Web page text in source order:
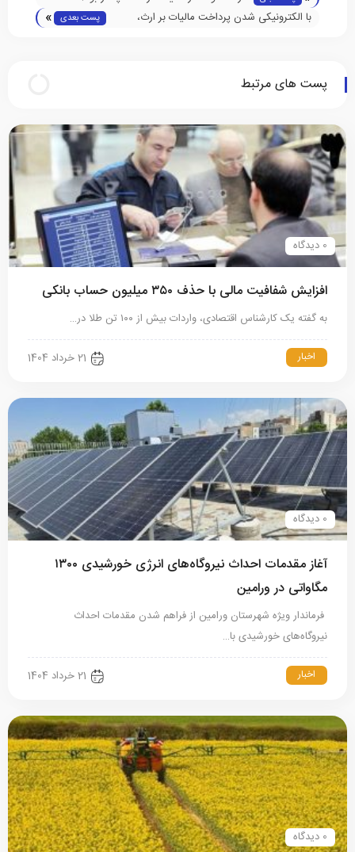
با الکترونیکی شدن پرداخت مالیات بر ارث،
پست بعدی »
پست های مرتبط
0 دیدگاه
افزایش شفافیت مالی با حذف ۳۵۰ میلیون حساب بانکی
به گفته یک کارشناس اقتصادی، واردات بیش‌ از ۱۰۰ تن طلا در…
اخبار 21 خرداد 1404
0 دیدگاه
آغاز مقدمات احداث نیروگاه‌های انرژی خورشیدی ۱۳۰۰
مگاواتی در ورامین
فرماندار ویژه شهرستان ورامین از فراهم شدن مقدمات احداث
نیروگاه‌های خورشیدی با…
اخبار 21 خرداد 1404
0 دیدگاه